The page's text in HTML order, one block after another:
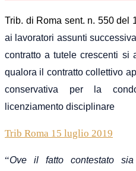
Trib. di Roma sent. n. 550 del
ai lavoratori assunti
contratto a tutele crescenti si
qualora il contratto collettivo
conservativa per la
licenziamento disciplinare
Trib Roma 15 luglio 2019
“Ove il fatto contestato sia